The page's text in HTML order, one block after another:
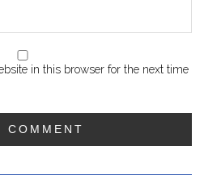
in this browser for the next time